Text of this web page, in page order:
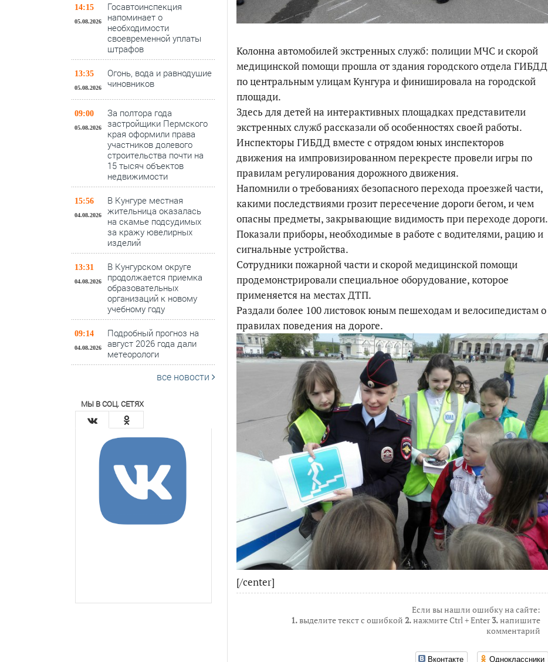
14:15
05.08.2026
Госавтоинспекция
напоминает о
необходимости
своевременной уплаты
штрафов
13:35
05.08.2026
Огонь, вода и равнодушие
чиновников
09:00
05.08.2026
За полтора года
застройщики Пермского
края оформили права
участников долевого
строительства почти на
15 тысяч объектов
недвижимости
15:56
04.08.2026
В Кунгуре местная
жительница оказалась
на скамье подсудимых
за кражу ювелирных
изделий
13:31
04.08.2026
В Кунгурском округе
продолжается приемка
образовательных
организаций к новому
учебному году
09:14
04.08.2026
Подробный прогноз на
август 2026 года дали
метеорологи
все новости
МЫ В СОЦ. СЕТЯХ
Колонна автомобилей экстренных служб: полиции МЧС и скорой
медицинской помощи прошла от здания городского отдела ГИБДД
по центральным улицам Кунгура и финишировала на городской
площади.
Здесь для детей на интерактивных площадках представители
экстренных служб рассказали об особенностях своей работы.
Инспекторы ГИБДД вместе с отрядом юных инспекторов
движения на импровизированном перекресте провели игры по
правилам регулирования дорожного движения.
Напомнили о требованиях безопасного перехода проезжей части,
какими последствиями грозит пересечение дороги бегом, и чем
опасны предметы, закрывающие видимость при переходе дороги.
Показали приборы, необходимые в работе с водителями, рацию и
сигнальные устройства.
Сотрудники пожарной части и скорой медицинской помощи
продемонстрировали специальное оборудование, которое
применяется на местах ДТП.
Раздали более 100 листовок юным пешеходам и велосипедистам о
правилах поведения на дороге.
[/center]
Если вы нашли ошибку на сайте:
1.выделите текст с ошибкой 2.нажмите Ctrl + Enter3.напишите
комментарий
Вконтакте Одноклассники